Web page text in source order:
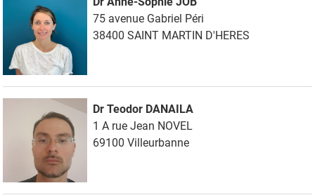
75 avenue Gabriel Péri
38400 SAINT MARTIN D'HERES
Dr Teodor DANAILA
1 A rue Jean NOVEL
69100 Villeurbanne